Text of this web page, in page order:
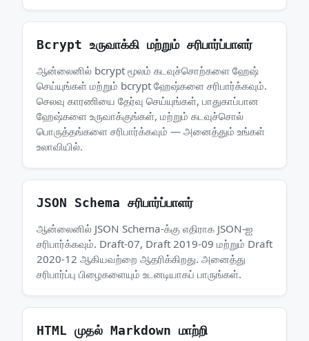
Bcrypt உருவாக்கி மற்றும் சரிபார்ப்பாளர்
ஆன்லைனில் bcrypt மூலம் கடவுச்சொற்களை ஹேஷ்
செய்யுங்கள் மற்றும் bcrypt ஹேஷ்களை சரிபார்க்கவும்.
செலவு காரணியை தேர்வு செய்யுங்கள், பாதுகாப்பான
ஹேஷ்களை உருவாக்குங்கள், மற்றும் கடவுச்சொல்
பொருத்தங்களை சரிபார்க்கவும் — அனைத்தும் உங்கள்
உலாவியில்.
JSON Schema சரிபார்ப்பாளர்
ஆன்லைனில் JSON Schema-க்கு எதிராக JSON-ஐ
சரிபார்க்கவும். Draft-07, Draft 2019-09 மற்றும் Draft
2020-12 ஆகியவற்றை ஆதரிக்கிறது. அனைத்து
சரிபார்ப்பு பிழைகளையும் உடனடியாகப் பாருங்கள்.
HTML முதல் Markdown மாற்றி